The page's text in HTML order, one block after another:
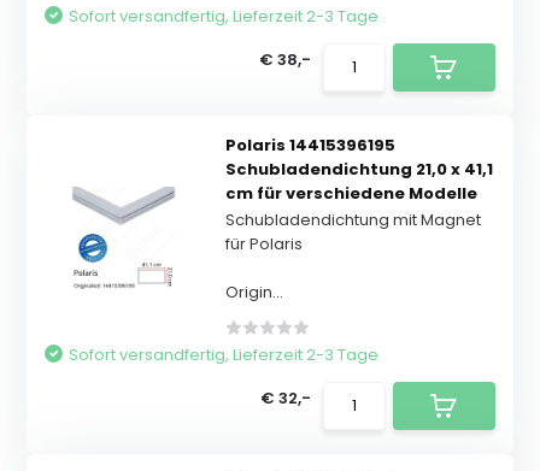
Sofort versandfertig, Lieferzeit 2-3 Tage
€ 38,-
Polaris 14415396195
Schubladendichtung 21,0 x 41,1
cm für verschiedene Modelle
Schubladendichtung mit Magnet
für Polaris
Origin...
Sofort versandfertig, Lieferzeit 2-3 Tage
€ 32,-